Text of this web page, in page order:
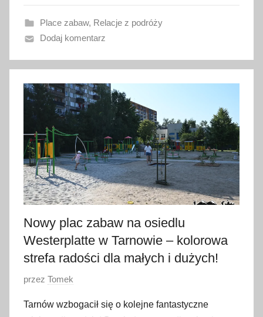
a
n
5
p
a
d
z
i
e
r
k
a
0
2
Place zabaw, Relacje z podróży
Dodaj komentarz
Nowy plac zabaw na osiedlu
Westerplatte w Tarnowie – kolorowa
strefa radości dla małych i dużych!
O
u
przez Tomek
Tarnów wzbogacił się o kolejne fantastyczne